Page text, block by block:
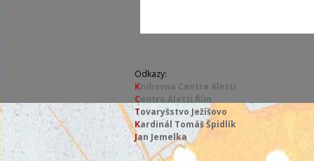
Odkazy:
Knihovna Centra Aletti
Centro Aletti Řím
Tovaryšstvo Ježíšovo
Kardinál Tomáš Špidlík
Jan Jemelka